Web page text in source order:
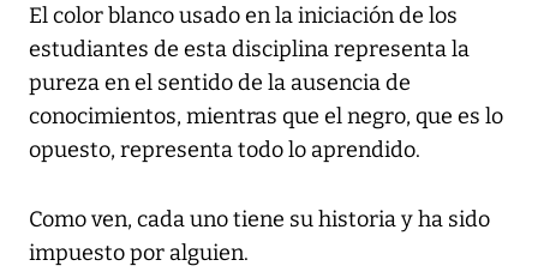
El color blanco usado en la iniciación de los
estudiantes de esta disciplina representa la
pureza en el sentido de la ausencia de
conocimientos, mientras que el negro, que es lo
opuesto, representa todo lo aprendido.
Como ven, cada uno tiene su historia y ha sido
impuesto por alguien.